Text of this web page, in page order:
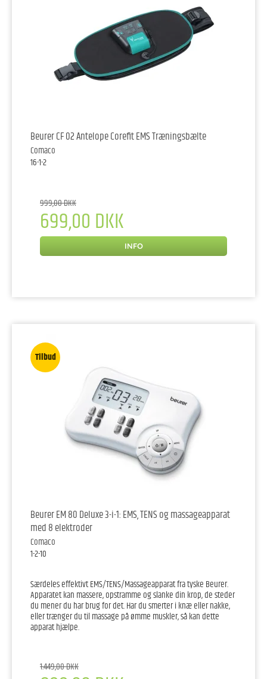
Beurer CF 02 Antelope Corefit EMS Træningsbælte
Comaco
16-1-2
999,00 DKK
699,00 DKK
INFO
Tilbud
Beurer EM 80 Deluxe 3-i-1: EMS, TENS og massageapparat
med 8 elektroder
Comaco
1-2-10
Særdeles effektivt EMS/TENS/Massageapparat fra tyske Beurer.
Apparatet kan massere, opstramme og slanke din krop, de steder
du mener du har brug for det. Har du smerter i knæ eller nakke,
eller trænger du til massage på ømme muskler, så kan dette
apparat hjælpe.
1.449,00 DKK